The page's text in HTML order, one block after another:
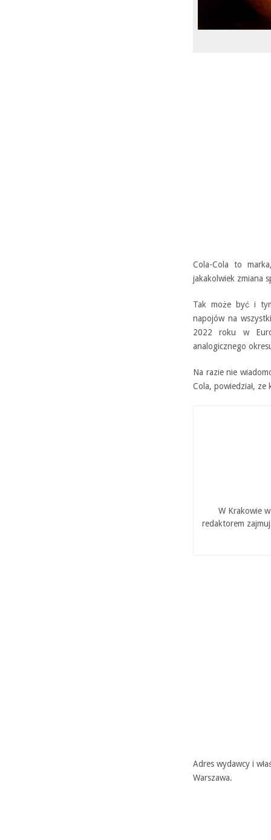
Cola-Cola to
jakakolwiek zmiana
Tak może być i
napojów na
2022 roku w
analogicznego
Na razie nie
Cola, powiedział,
W Krakowie
redaktorem
Adres wydawcy i
Warszawa.